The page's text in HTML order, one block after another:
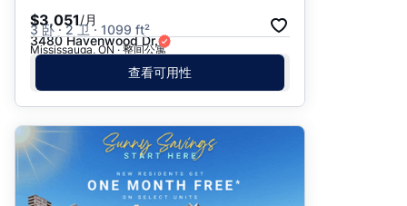
$3,051/月
3 卧 · 2 卫 · 1099 ft²
3480 Havenwood Dr.
Mississauga, ON · 整间公寓
查看可用性